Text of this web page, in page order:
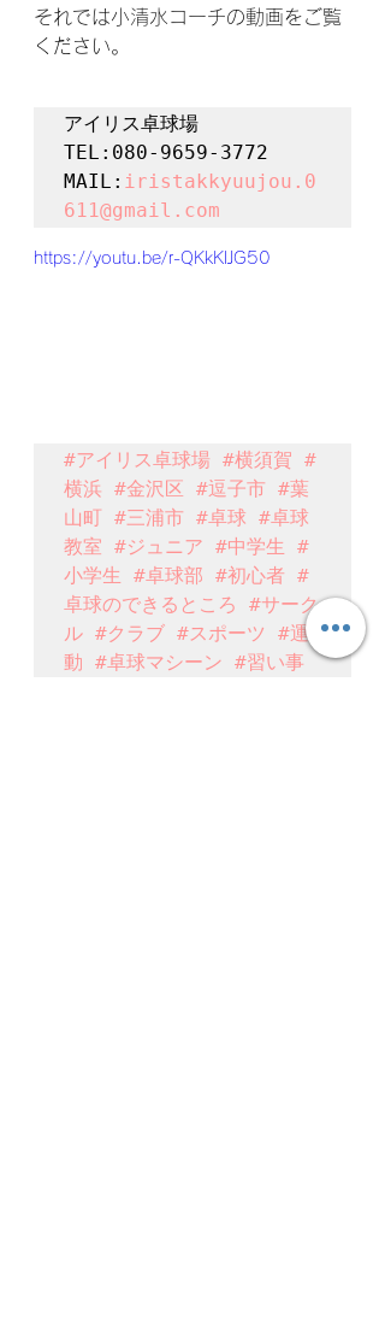
それでは小清水コーチの動画をご覧
ください。
アイリス卓球場
TEL:080-9659-3772
MAIL: iristakkyuujou.0
611@gmail.com
https://youtu.be/r-QKkKlJG50
#アイリス卓球場 #横須賀 #
横浜 #金沢区 #逗子市 #葉
山町 #三浦市 #卓球 #卓球
教室 #ジュニア #中学生
#
小学生
#卓球部 #初心者 #
卓球のできるところ
#サーク
ル #クラブ #スポーツ
#運
動 #卓球マシーン #習い事